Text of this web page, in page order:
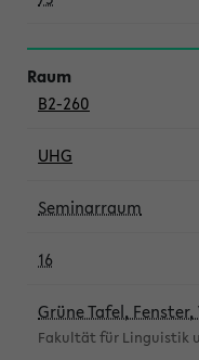
B2-260
UHG
Seminarraum
16
Grüne Tafel,
Fakultät für Linguistik